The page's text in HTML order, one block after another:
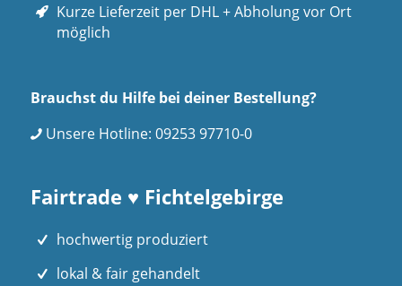
Kurze Lieferzeit per DHL + Abholung vor Ort
möglich
Brauchst du Hilfe bei deiner Bestellung?
Unsere Hotline: 09253 97710-0
Fairtrade ♥ Fichtelgebirge
hochwertig produziert
lokal & fair gehandelt